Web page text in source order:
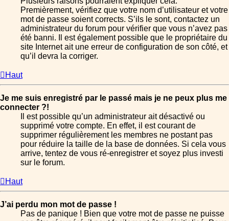
Premièrement, vérifiez que votre nom d’utilisateur et votre
mot de passe soient corrects. S’ils le sont, contactez un
administrateur du forum pour vérifier que vous n’avez pas
été banni. Il est également possible que le propriétaire du
site Internet ait une erreur de configuration de son côté, et
qu’il devra la corriger.
Haut
Je me suis enregistré par le passé mais je ne peux plus me
connecter ?!
Il est possible qu’un administrateur ait désactivé ou
supprimé votre compte. En effet, il est courant de
supprimer régulièrement les membres ne postant pas
pour réduire la taille de la base de données. Si cela vous
arrive, tentez de vous ré-enregistrer et soyez plus investi
sur le forum.
Haut
J’ai perdu mon mot de passe !
Pas de panique ! Bien que votre mot de passe ne puisse